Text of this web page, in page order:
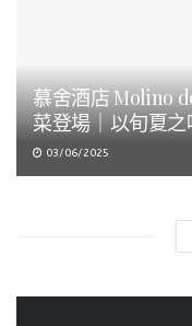
慕舍酒店 Molino
菜登場｜以旬夏
03/06/2025